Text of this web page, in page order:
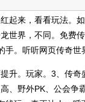
来，看看玩法。
世界，不同。 免费
。听听网页传奇世
。玩家。3、传奇
、野外PK、公会争